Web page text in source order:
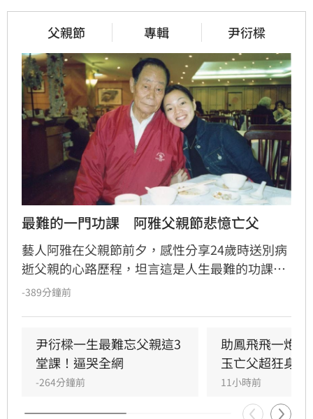
父親節 專輯 尹衍樑
最難的一門功課　阿雅父親節悲憶亡父
藝人阿雅在父親節前夕，感性分享24歲時送別病
逝父親的心路歷程，坦言這是人生最難的功課。
她回憶當時強忍悲傷，在父親耳邊承諾會照顧好
握與家人相處的每一刻，別讓遺憾留到最後。這
段真摯告白引發眾多網友共鳴，紛紛留言表達對
家人的愛與感恩，提醒大家及時行孝，讓愛不再
-389分鐘前
尹衍樑一生最難忘父親這3
堂課！逼哭全網
-264分鐘前
助鳳飛飛一炮
玉亡父超狂身分
11小時前